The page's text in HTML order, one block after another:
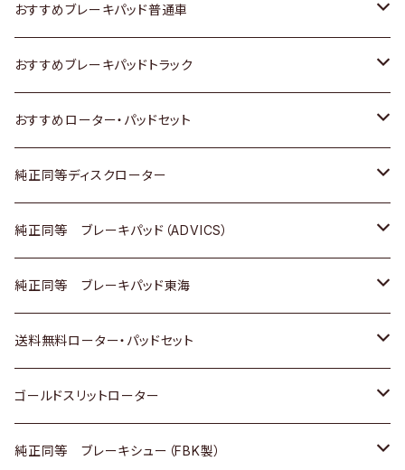
日産
いすゞ
ダイハツ
マツダ
三菱
スバル
日野
三菱ふそう
ＢＭＷ
スズキ
日産
いすゞ
ダイハツ
マツダ
三菱
日野
三菱ふそう
スズキ
日産
いすゞ
ダイハツ
三菱
日野
三菱ふそう
その他
トヨタ
ホンダ
スズキ
日産
ダイハツ
マツダ
三菱
スバル
おすすめブレーキパッド普通車
トヨタ
ホンダ
スズキ
日産
いすゞ
ダイハツ
マツダ
三菱
おすすめブレーキパッドトラック
トヨタ
日産
いすゞ
ダイハツ
マツダ
三菱
おすすめローター・パッドセット
トヨタ
ホンダ
スズキ
日産
ダイハツ
マツダ
純正同等ディスクローター
トヨタ
ホンダ
スズキ
日産
いすゞ
純正同等 ブレーキパッド（ADVICS）
トヨタ
ホンダ
スズキ
日産
純正同等 ブレーキパッド東海
トヨタ
ホンダ
日産
送料無料ローター・パッドセット
トヨタ
ホンダ
ゴールドスリットローター
トヨタ
純正同等 ブレーキシュー（FBK製）